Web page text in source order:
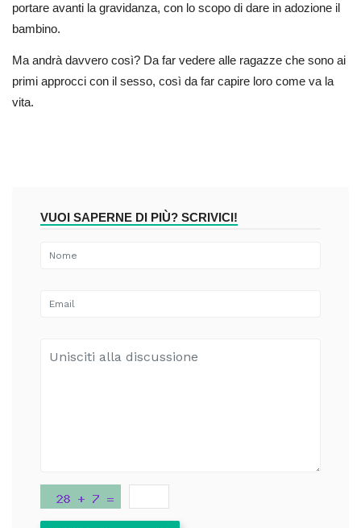
portare avanti la gravidanza, con lo scopo di dare in adozione il
bambino.
Ma andrà davvero così? Da far vedere alle ragazze che sono ai
primi approcci con il sesso, così da far capire loro come va la
vita.
VUOI SAPERNE DI PIÙ? SCRIVICI!